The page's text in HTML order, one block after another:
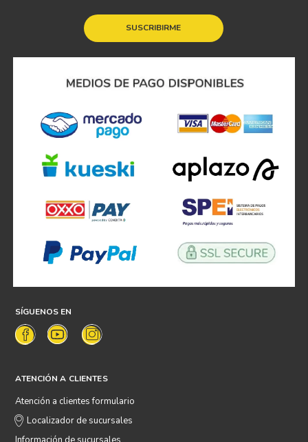
SUSCRIBIRME
SÍGUENOS EN
ATENCIÓN A CLIENTES
Atención a clientes formulario
Localizador de sucursales